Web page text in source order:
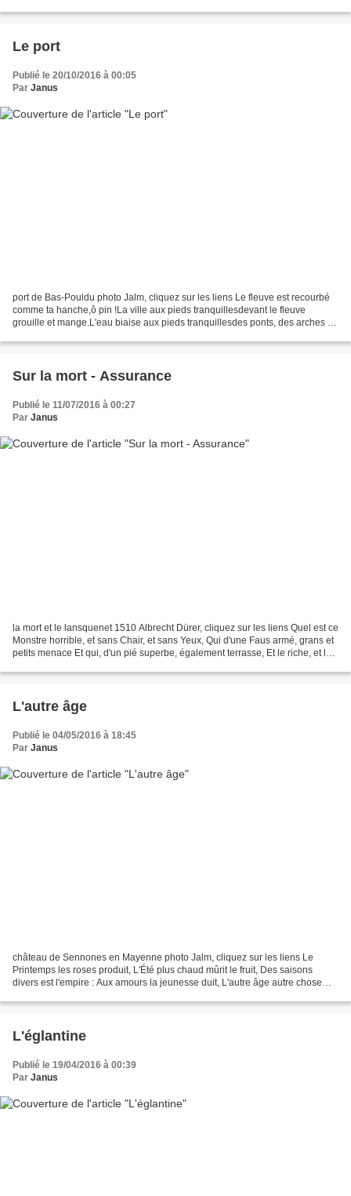
Le port
Publié le 20/10/2016 à 00:05
Par Janus
port de Bas-Pouldu photo Jalm, cliquez sur les liens Le fleuve est recourbé
comme ta hanche,ô pin !La ville aux pieds tranquillesdevant le fleuve
grouille et mange.L'eau biaise aux pieds tranquillesdes ponts, des arches de
Sur la mort - Assurance
Publié le 11/07/2016 à 00:27
Par Janus
la mort et le lansquenet 1510 Albrecht Dürer, cliquez sur les liens Quel est ce
Monstre horrible, et sans Chair, et sans Yeux, Qui d'une Faus armé, grans et
petits menace Et qui, d'un pié superbe, également terrasse, Et le riche, et le
L'autre âge
Publié le 04/05/2016 à 18:45
Par Janus
château de Sennones en Mayenne photo Jalm, cliquez sur les liens Le
Printemps les roses produit, L'Été plus chaud mûrit le fruit, Des saisons
divers est l'empire : Aux amours la jeunesse duit, L'autre âge autre chose
L'églantine
Publié le 19/04/2016 à 00:39
Par Janus